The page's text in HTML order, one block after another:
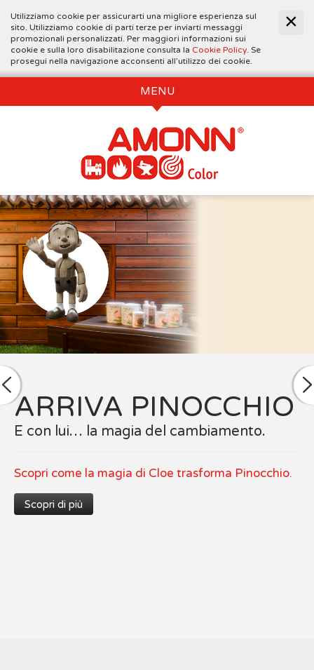
Utilizziamo cookie per assicurarti una migliore esperienza sul
sito. Utilizziamo cookie di parti terze per inviarti messaggi
promozionali personalizzati. Per maggiori informazioni sui
cookie e sulla loro disabilitazione consulta la Cookie Policy. Se
prosegui nella navigazione acconsenti all’utilizzo dei cookie.
MENU
NUOVA LINEA CLOE
Vernici naturali
Scopri tutti i prodotti a base di materie prime